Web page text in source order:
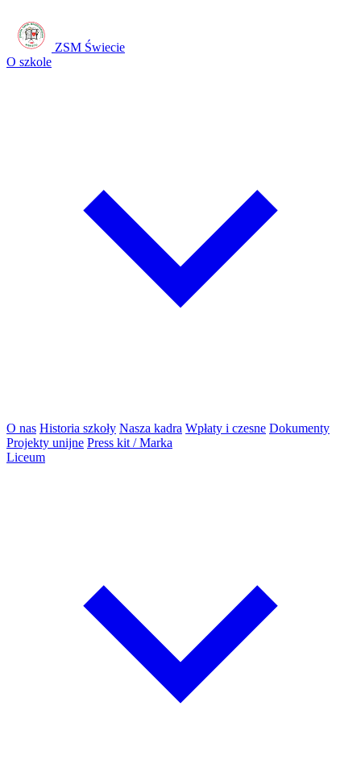
ZSM Świecie
O szkole
O nas Historia szkoły Nasza kadra Wpłaty i czesne Dokumenty
Projekty unijne Press kit / Marka
Liceum